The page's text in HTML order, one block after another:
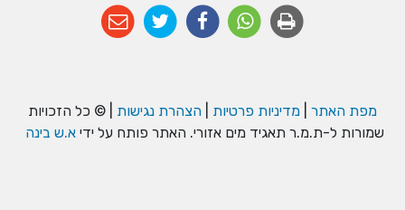
מפת האתר מדיניות פרטיות הצהרת נגישות | © כל הזכויות
שמורות ל-ת.מ.ר תאגיד מים אזורי. האתר פותח על ידי א.ש בינה